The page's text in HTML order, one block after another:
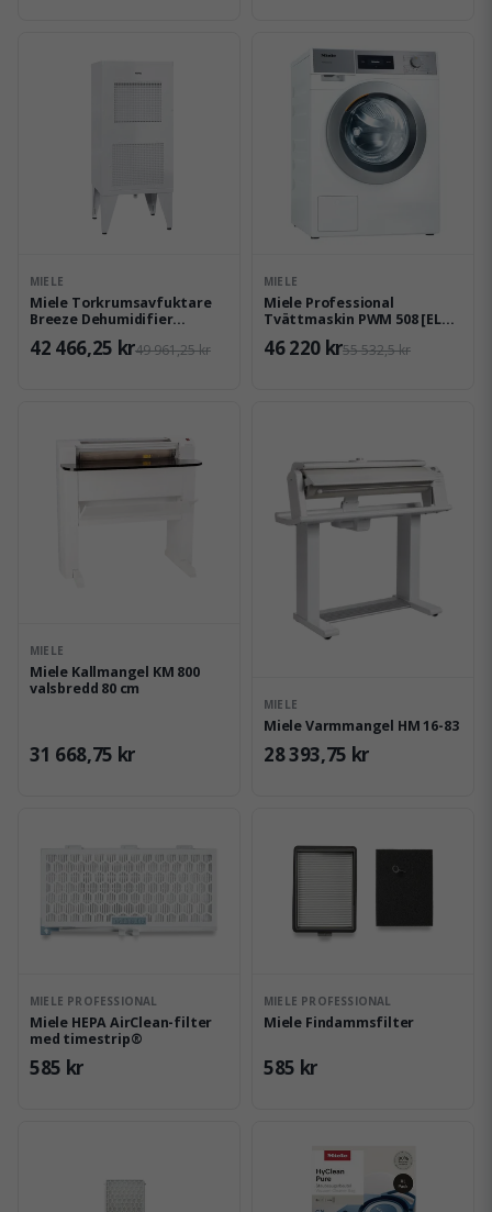
MIELE
Miele Torkrumsavfuktare
Breeze Dehumidifier
49 961,25 kr
42 466,25 kr
MIELE
Miele Professional
Tvättmaskin PWM 508 [EL
55 532,5 kr
46 220 kr
MIELE
Miele Kallmangel KM 800
valsbredd 80 cm
31 668,75 kr
MIELE
Miele Varmmangel HM 16-83
28 393,75 kr
MIELE PROFESSIONAL
Miele HEPA AirClean-filter
med timestrip®
585 kr
MIELE PROFESSIONAL
Miele Findammsfilter
585 kr